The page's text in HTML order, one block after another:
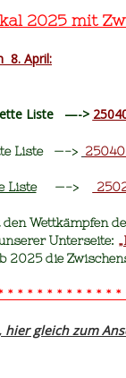
2025 mit
8. April:
Liste —->
Liste —->
Liste—->
Wettkämpfen
Unterseite:
2025 die
* * * * * * * * * * * *
hier gleich zum